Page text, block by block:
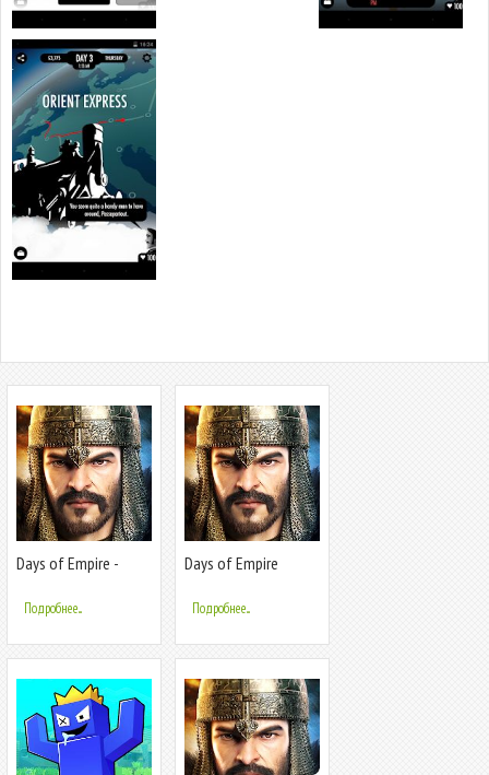
Days of Empire -
Подробнее...
Days of Empire
Подробнее...